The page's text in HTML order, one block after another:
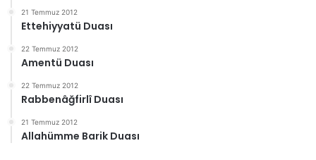
21 Temmuz 2012
Ettehiyyatü Duası
22 Temmuz 2012
Amentü Duası
22 Temmuz 2012
Rabbenâğfirlî Duası
21 Temmuz 2012
Allahümme Barik Duası